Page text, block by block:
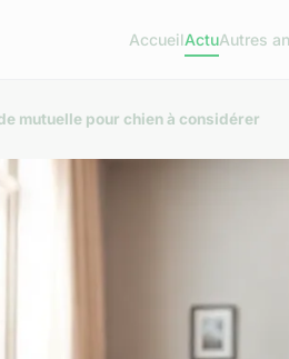
AccueilActuAutres
mutuelle pour chien à considérer